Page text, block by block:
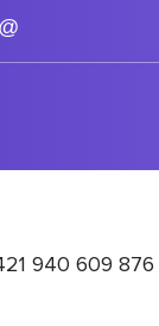
940 609 876